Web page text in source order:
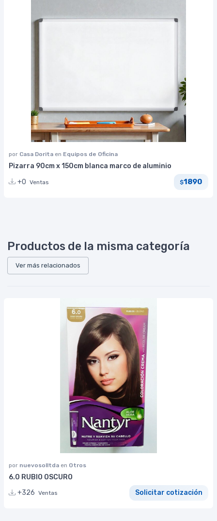
por Casa Dorita en Equipos de Oficina
Pizarra 90cm x 150cm blanca marco de aluminio
+0 Ventas $1890
Productos de la misma categoría
Ver más relacionados
por nuevosolltda en Otros
6.0 RUBIO OSCURO
+326 Ventas Solicitar cotización